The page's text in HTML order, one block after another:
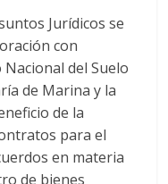
Jurídicos se
con
del Suelo
de Marina y la
de la
para el
en materia
de bienes